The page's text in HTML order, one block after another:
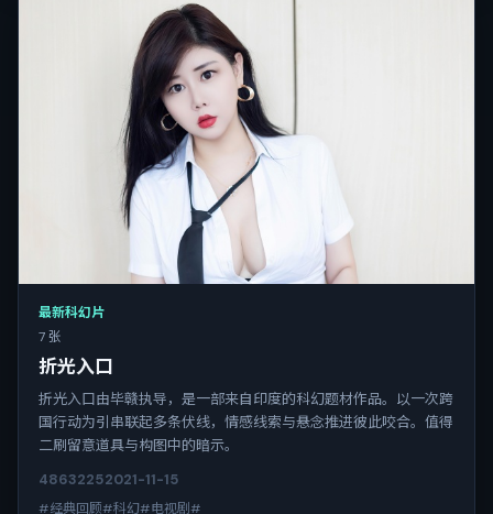
最新科幻片
7 张
折光入口
折光入口由毕赣执导，是一部来自印度的科幻题材作品。以一次跨
国行动为引串联起多条伏线，情感线索与悬念推进彼此咬合。值得
二刷留意道具与构图中的暗示。
48632252021-11-15
#经典回顾#科幻#电视剧#